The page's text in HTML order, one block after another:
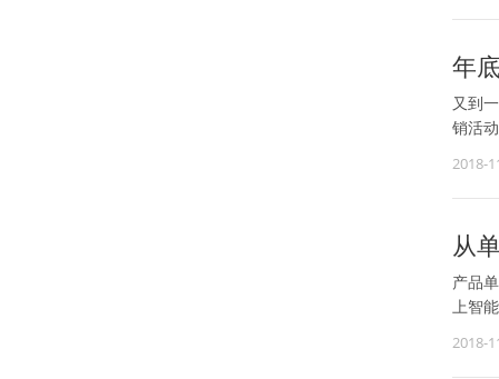
年
又到
销活
2018-
从
产品
上智
2018-